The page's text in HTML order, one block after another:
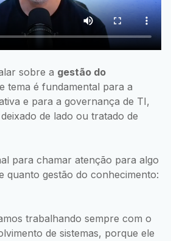
sobre a gestão do
tema é fundamental para a
e para a governança de TI,
de lado ou tratado de
para chamar atenção para algo
quanto gestão do conhecimento:
trabalhando sempre com o
de sistemas, porque ele